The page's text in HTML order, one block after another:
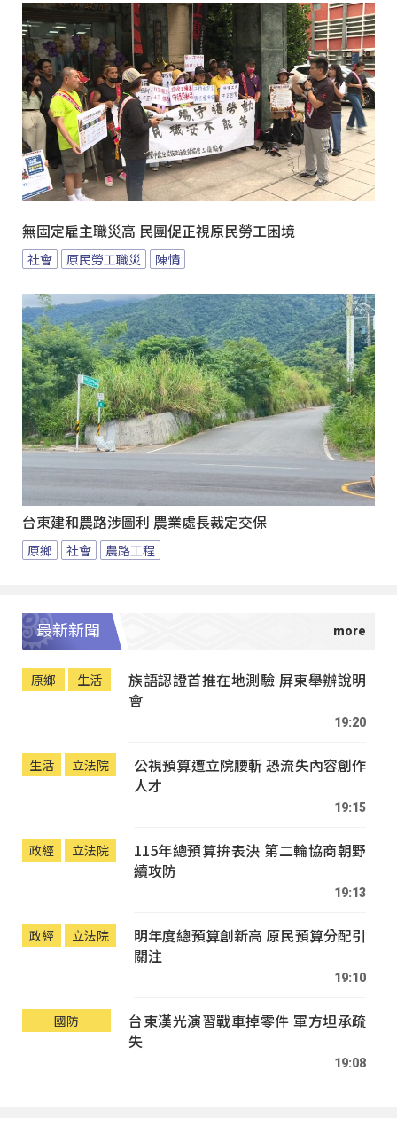
無固定雇主職災高 民團促正視原民勞工困境
社會 原民勞工職災 陳情
台東建和農路涉圖利 農業處長裁定交保
原鄉 社會 農路工程
最新新聞
原鄉 生活
族語認證首推在地測驗 屏東舉辦說明
會
19:20
生活 立法院
公視預算遭立院腰斬 恐流失內容創作
人才
19:15
政經 立法院
115年總預算拚表決 第二輪協商朝野
續攻防
19:13
政經 立法院
明年度總預算創新高 原民預算分配引
關注
19:10
國防
台東漢光演習戰車掉零件 軍方坦承疏
失
19:08